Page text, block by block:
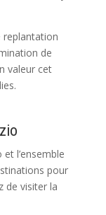
replantation
de
valeur cet
l’ensemble
pour
de visiter la